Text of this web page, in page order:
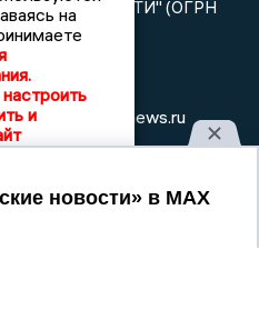
НОВОСТИ" (ОГРН
77 92
info@voronezhnews.ru
Эл № ФС 77 - 75880 от 13
из реестра
массовой информации
по надзору в сфере связи,
и массовых коммуникаций
на
настроить
и